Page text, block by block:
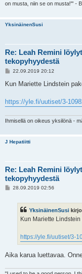
on musta, niin se on musta!'" -
YksinäinenSusi
Re: Leah Remini
tekopyhyydestä
V
e
i
22.09.2019 20:12
Kun Mariette Lindstein
https://yle.fi/uutiset/3-
Ihmisellä on oikeus yksilönä -
J Hepatiitti
Re: Leah Remini
tekopyhyydestä
V28.09.2019 02:56
YksinäinenSusi
Kun Mariette Lindstein
https://yle.fi/uutiset/3-
Aika karua luettavaa.